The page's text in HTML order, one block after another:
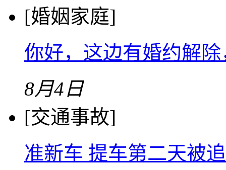
[婚姻家庭]
你好，这边有婚约解
8月4日
[交通事故]
准新车 提车第二天被